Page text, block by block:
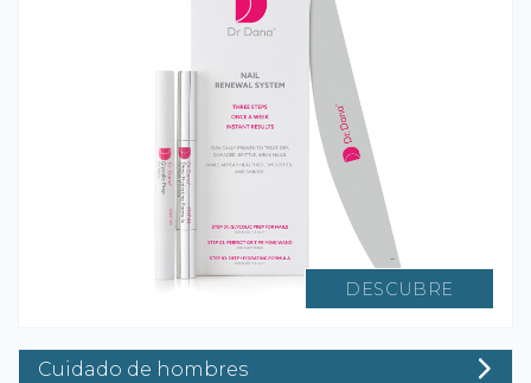
DESCUBRE
Cuidado de hombres